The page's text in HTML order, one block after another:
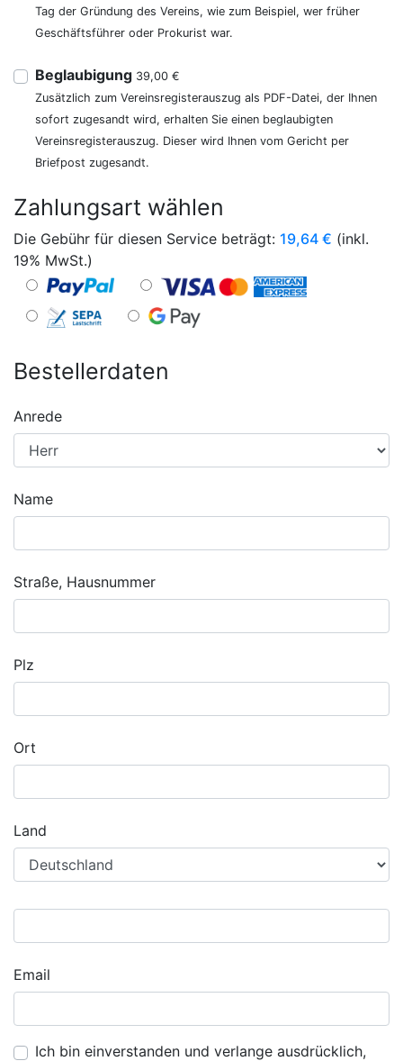
Tag der Gründung des Vereins, wie zum Beispiel, wer früher
Geschäftsführer oder Prokurist war.
Beglaubigung 39,00 €
Zusätzlich zum Vereinsregisterauszug als PDF-Datei, der Ihnen
sofort zugesandt wird, erhalten Sie einen beglaubigten
Vereinsregisterauszug. Dieser wird Ihnen vom Gericht per
Briefpost zugesandt.
Zahlungsart wählen
Die Gebühr für diesen Service beträgt: 19,64 € (inkl.
19% MwSt.)
Bestellerdaten
Anrede
Name
Straße, Hausnummer
Plz
Ort
Land
Email
Ich bin einverstanden und verlange ausdrücklich,